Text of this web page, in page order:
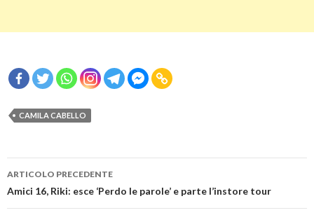
CAMILA CABELLO
Navigazione
articolo
ARTICOLO PRECEDENTE
Amici 16, Riki: esce ‘Perdo le parole’ e parte l’instore tour